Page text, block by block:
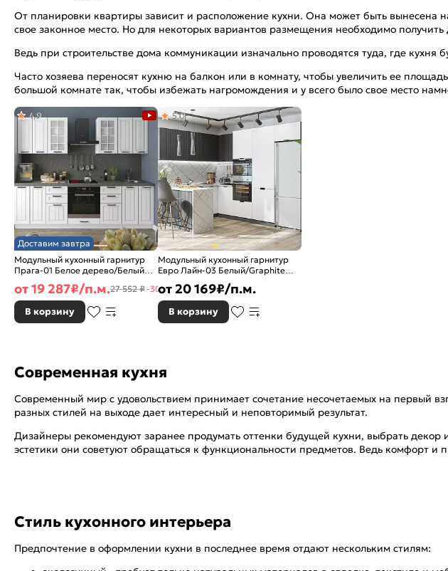
От планировки квартиры зависит и расположение кухни. Она может быть
свое законное место. Но для некоторых вариантов размещения необходимо
Ведь при строительстве дома коммуникации изначально проводятся туда, где
Часто хозяева переносят кухню на балкон или в комнату, чтобы увеличить ее
большой комнате так, чтобы избежать нагромождения и у всего было свое место
Доставим завтра
Модульный кухонный гарнитур
Прага-01 Белое дерево/Белый
4,9
от19 287₽/п.м.27 552 ₽-30%
В корзину
Модульный кухонный гарнитур
Евро Лайн-03 Белый/Graphite
2140x2400/2690x600
5,0
от20 169₽/п.м.
В корзину
Современная кухня
Современный мир с удовольствием принимает сочетание несочетаемых на первый
разных стилей на выходе дает интересный и неповторимый результат.
Дизайнеры рекомендуют заранее продумать оттенки будущей кухни, выбрать
эстетики они советуют обращаться к функциональности предметов. Ведь комфорт и
Стиль кухонного интерьера
Предпочтение в оформлении кухни в последнее время отдают нескольким стилям: